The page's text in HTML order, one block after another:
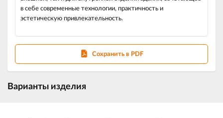
в себе современные технологии, практичность и
эстетическую привлекательность.
Сохранить в PDF
Варианты изделия